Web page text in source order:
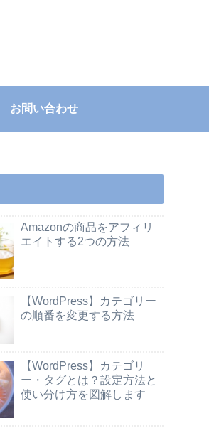
お問い合わせ
Amazonの商品をアフィリ
エイトする2つの方法
【WordPress】カテゴリー
の順番を変更する方法
【WordPress】カテゴリ
ー・タグとは？設定方法と
使い分け方を図解します